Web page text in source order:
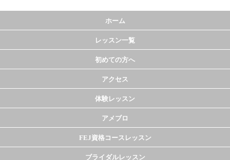
ホーム
レッスン一覧
初めての方へ
アクセス
体験レッスン
アメブロ
FEJ資格コースレッスン
ブライダルレッスン